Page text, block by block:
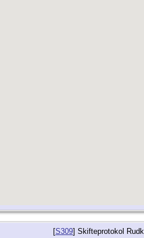
[S309] Skifteprotokol